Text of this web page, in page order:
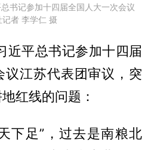
书记参加十四届全国人大一次会议
者 李学仁 摄
近平总书记参加十四届
议江苏代表团审议，突
红线的问题：
下足”，过去是南粮北